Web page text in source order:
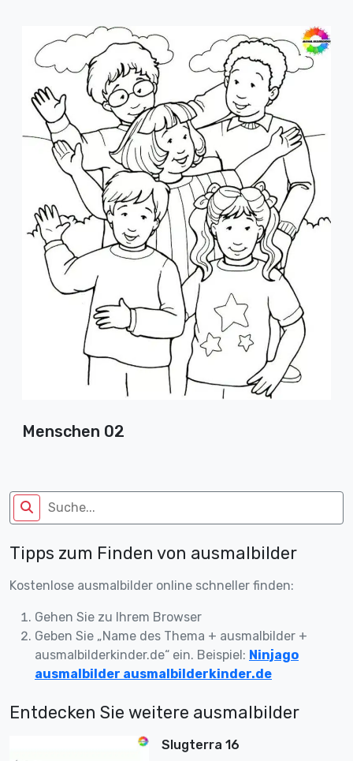
Menschen 02
Tipps zum Finden von ausmalbilder
Kostenlose ausmalbilder online schneller finden:
Gehen Sie zu Ihrem Browser
Geben Sie „Name des Thema + ausmalbilder +
ausmalbilderkinder.de“ ein. Beispiel: Ninjago
ausmalbilder ausmalbilderkinder.de
Entdecken Sie weitere ausmalbilder
Slugterra 16